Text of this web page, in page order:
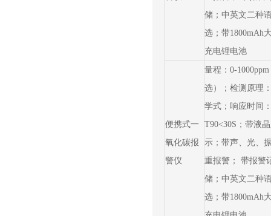
储；中英文二种
选；带1800mAh
充电锂电池
便携式一
氧化碳报
警仪
量程：0-
选）；检测原理
学式；响应时间
T90<30S；带液
示；带声、光、
重报警； 带报警
储；中英文二种
选；带1800mAh